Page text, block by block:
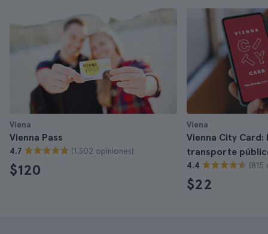
Viena
Vienna Pass
4.7 (1.302 opiniones)
$120
Viena
Vienna City Card:
transporte
4.4 (815
$22